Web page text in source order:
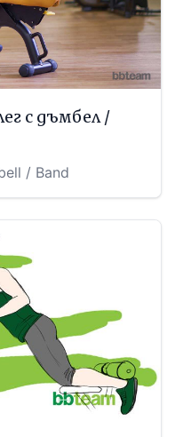
с дъмбел /
/ Band